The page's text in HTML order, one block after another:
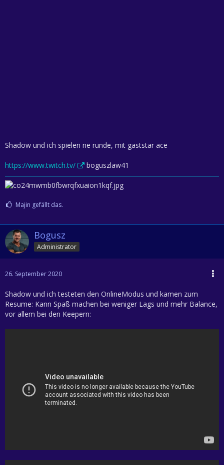
Shadow und ich spielen ne runde, mit gaststar ace
https://www.twitch.tv/ boguszlaw41
Majin gefällt das.
Bogusz
Administrator
26. September 2020
Shadow und ich testeten den OnlineModus und kamen zum
Resume: Kann Spaß machen bei weniger Lags und mehr Balance,
vor allem bei den Keepern: